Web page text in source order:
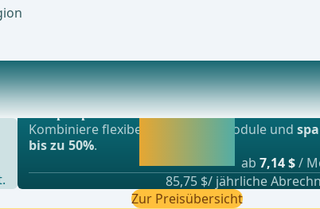
auch Lokalanästhesie ... - Operationen
Beliebtestes Angebot
webop - Sparflex
Kombiniere flexibel unsere Lernmodule und
bis zu 50%.
ab 7,14 $/
85,75 $/ jährliche
Zur Preisübersicht